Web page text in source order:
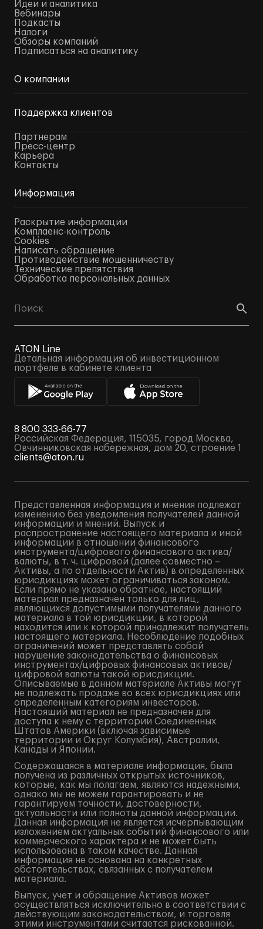
Идеи и аналитика
Вебинары
Подкасты
Налоги
Обзоры компаний
Подписаться на аналитику
О компании
Поддержка клиентов
Партнерам
Пресс-центр
Карьера
Контакты
Информация
Раскрытие информации
Комплаенс-контроль
Cookies
Написать обращение
Противодействие мошенничеству
Технические препятствия
Обработка персональных данных
ATON Line
Детальная информация об инвестиционном
портфеле в кабинете клиента
8 800 333-66-77
Российская Федерация, 115035, город Москва,
Овчинниковская набережная, дом 20, строение 1
clients@aton.ru
Представленная информация и мнения подлежат
изменению без уведомления получателей данной
информации и мнений. Выпуск и
распространение настоящего материала и иной
информации в отношении финансового
инструмента/цифрового финансового актива/
валюты, в т. ч. цифровой (далее совместно –
Активы, а по отдельности Актив) в определенных
юрисдикциях может ограничиваться законом.
Если прямо не указано обратное, настоящий
материал предназначен только для лиц,
являющихся допустимыми получателями данного
материала в той юрисдикции, в которой
находится или к которой принадлежит получатель
настоящего материала. Несоблюдение подобных
ограничений может представлять собой
нарушение законодательства о финансовых
инструментах/цифровых финансовых активов/
цифровой валюты такой юрисдикции.
Описываемые в данном материале Активы могут
не подлежать продаже во всех юрисдикциях или
определенным категориям инвесторов.
Настоящий материал не предназначен для
доступа к нему с территории Соединенных
Штатов Америки (включая зависимые
территории и Округ Колумбия), Австралии,
Канады и Японии.
Содержащаяся в материале информация, была
получена из различных открытых источников,
которые, как мы полагаем, являются надежными,
однако мы не можем гарантировать и не
гарантируем точности, достоверности,
актуальности или полноты данной информации.
Данная информация не является исчерпывающим
изложением актуальных событий финансового или
коммерческого характера и не может быть
использована в таком качестве. Данная
информация не основана на конкретных
обстоятельствах, связанных с получателем
материала.
Выпуск, учет и обращение Активов может
осуществляться исключительно в соответствии с
действующим законодательством, и торговля
этими инструментами считается рискованной.